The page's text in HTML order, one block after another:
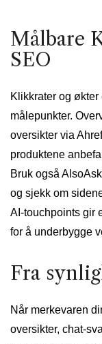
Målbare
SEO
Klikkrater og
målepunkter.
oversikter via
produktene
Bruk også
og sjekk om
AI-touchpoints gir
for å underbygge
Fra
Når merkevaren
oversikter, chat-